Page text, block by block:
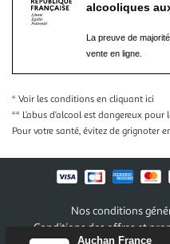
Auchan France
alcooliques
La preuve de
vente en ligne.
* Voir les conditions en cliquant ici
** L’abus d’alcool est dangereux
Pour votre santé, évitez de grignoter
Nos conditions
Conditions des offres et